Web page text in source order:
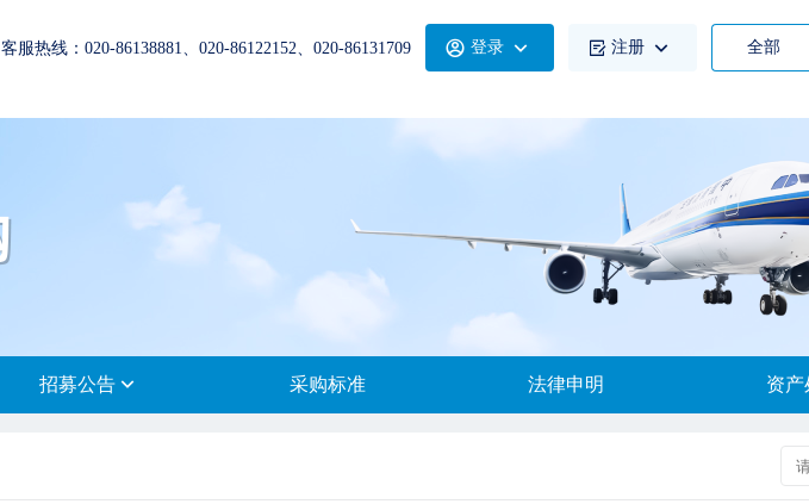
客服热线：020-86138881、020-86122152、020-86131709 登录 注册 全部
招募公告 采购标准 法律申明 资产